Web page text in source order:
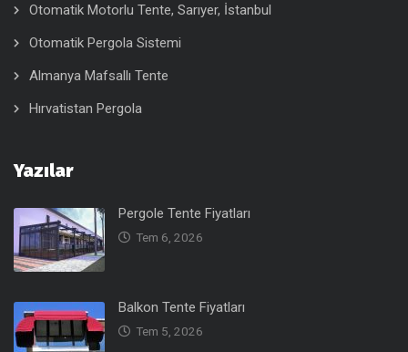
Otomatik Motorlu Tente, Sarıyer, İstanbul
Otomatik Pergola Sistemi
Almanya Mafsallı Tente
Hırvatistan Pergola
Yazılar
Pergole Tente Fiyatları
Tem 6, 2026
Balkon Tente Fiyatları
Tem 5, 2026